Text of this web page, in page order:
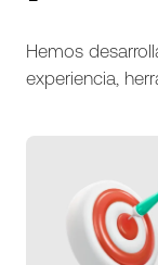
Hemos
experiencia,